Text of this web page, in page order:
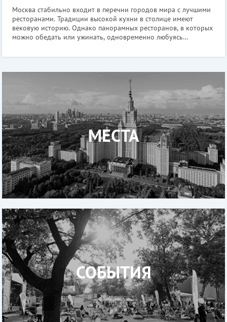
Москва стабильно входит в перечни городов мира с лучшими
ресторанами. Традиции высокой кухни в столице имеют
вековую историю. Однако панорамных ресторанов, в которых
можно обедать или ужинать, одновременно любуясь
панорамный обзор не был своег
МЕСТА
СОБЫТИЯ